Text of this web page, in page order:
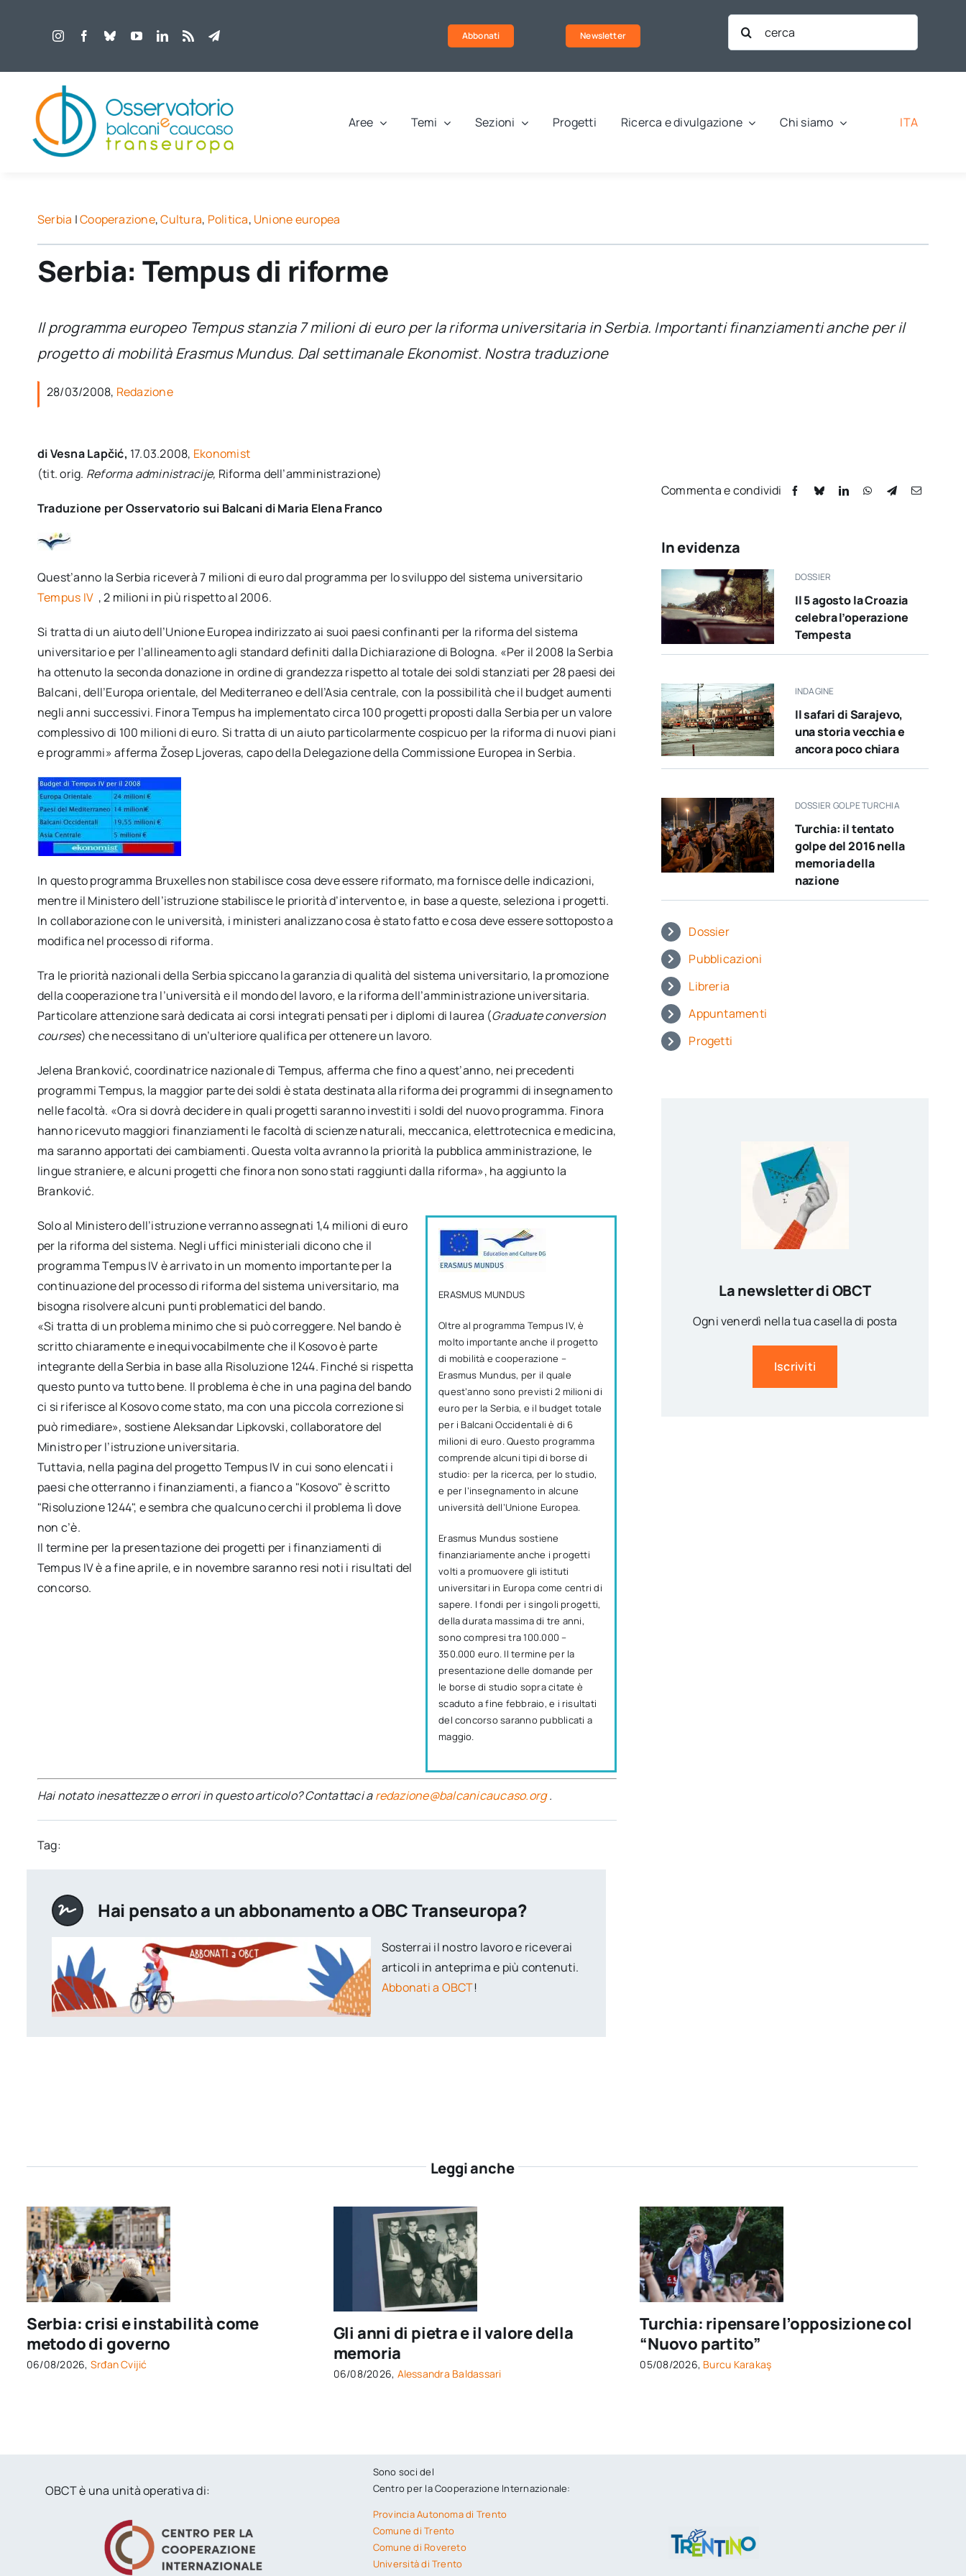
Abbonati Newsletter
Cerca
per:
Aree Temi Sezioni Progetti Ricerca e divulgazione Chi siamo ITA
Serbia |Cooperazione,Cultura, Politica, Unione europea
Serbia: Tempus di riforme
Il programma europeo Tempus stanzia 7 milioni di euro per la riforma universitaria in Serbia. Importanti finanziamenti anche per il
progetto di mobilità Erasmus Mundus. Dal settimanale Ekonomist. Nostra traduzione
28/03/2008, Redazione
di Vesna Lapčić, 17.03.2008, Ekonomist
(tit. orig. Reforma administracije, Riforma dell’amministrazione)
Traduzione per Osservatorio sui Balcani di Maria Elena Franco
Quest’anno la Serbia riceverà 7 milioni di euro dal programma per lo sviluppo del sistema universitario
Tempus IV , 2 milioni in più rispetto al 2006.
Si tratta di un aiuto dell’Unione Europea indirizzato ai suoi paesi confinanti per la riforma del sistema
universitario e per l’allineamento agli standard definiti dalla Dichiarazione di Bologna. «Per il 2008 la Serbia
ha ottenuto la seconda donazione in ordine di grandezza rispetto al totale dei soldi stanziati per 28 paesi dei
Balcani, dell’Europa orientale, del Mediterraneo e dell’Asia centrale, con la possibilità che il budget aumenti
negli anni successivi. Finora Tempus ha implementato circa 100 progetti proposti dalla Serbia per un valore
complessivo di 100 milioni di euro. Si tratta di un aiuto particolarmente cospicuo per la riforma di nuovi piani
e programmi» afferma Žosep Ljoveras, capo della Delegazione della Commissione Europea in Serbia.
In questo programma Bruxelles non stabilisce cosa deve essere riformato, ma fornisce delle indicazioni,
mentre il Ministero dell’istruzione stabilisce le priorità d’intervento e, in base a queste, seleziona i progetti.
In collaborazione con le università, i ministeri analizzano cosa è stato fatto e cosa deve essere sottoposto a
modifica nel processo di riforma.
Tra le priorità nazionali della Serbia spiccano la garanzia di qualità del sistema universitario, la promozione
della cooperazione tra l’università e il mondo del lavoro, e la riforma dell’amministrazione universitaria.
Particolare attenzione sarà dedicata ai corsi integrati pensati per i diplomi di laurea (Graduate conversion
courses) che necessitano di un’ulteriore qualifica per ottenere un lavoro.
Jelena Branković, coordinatrice nazionale di Tempus, afferma che fino a quest’anno, nei precedenti
programmi Tempus, la maggior parte dei soldi è stata destinata alla riforma dei programmi di insegnamento
nelle facoltà. «Ora si dovrà decidere in quali progetti saranno investiti i soldi del nuovo programma. Finora
hanno ricevuto maggiori finanziamenti le facoltà di scienze naturali, meccanica, elettrotecnica e medicina,
ma saranno apportati dei cambiamenti. Questa volta avranno la priorità la pubblica amministrazione, le
lingue straniere, e alcuni progetti che finora non sono stati raggiunti dalla riforma», ha aggiunto la
Branković.
ERASMUS MUNDUS
Oltre al programma Tempus IV, è
molto importante anche il progetto
di mobilità e cooperazione –
Erasmus Mundus, per il quale
quest’anno sono previsti 2 milioni di
euro per la Serbia, e il budget totale
per i Balcani Occidentali è di 6
milioni di euro. Questo programma
comprende alcuni tipi di borse di
studio: per la ricerca, per lo studio,
e per l’insegnamento in alcune
università dell’Unione Europea.
Erasmus Mundus sostiene
finanziariamente anche i progetti
volti a promuovere gli istituti
universitari in Europa come centri di
sapere. I fondi per i singoli progetti,
della durata massima di tre anni,
sono compresi tra 100.000 –
350.000 euro. Il termine per la
presentazione delle domande per
le borse di studio sopra citate è
scaduto a fine febbraio, e i risultati
del concorso saranno pubblicati a
maggio.
Solo al Ministero dell’istruzione verranno assegnati 1,4 milioni di euro
per la riforma del sistema. Negli uffici ministeriali dicono che il
programma Tempus IV è arrivato in un momento importante per la
continuazione del processo di riforma del sistema universitario, ma
bisogna risolvere alcuni punti problematici del bando.
«Si tratta di un problema minimo che si può correggere. Nel bando è
scritto chiaramente e inequivocabilmente che il Kosovo è parte
integrante della Serbia in base alla Risoluzione 1244. Finché si rispetta
questo punto va tutto bene. Il problema è che in una pagina del bando
ci si riferisce al Kosovo come stato, ma con una piccola correzione si
può rimediare», sostiene Aleksandar Lipkovski, collaboratore del
Ministro per l’istruzione universitaria.
Tuttavia, nella pagina del progetto Tempus IV in cui sono elencati i
paesi che otterranno i finanziamenti, a fianco a "Kosovo" è scritto
"Risoluzione 1244", e sembra che qualcuno cerchi il problema lì dove
non c’è.
Il termine per la presentazione dei progetti per i finanziamenti di
Tempus IV è a fine aprile, e in novembre saranno resi noti i risultati del
concorso.
Hai notato inesattezze o errori in questo articolo? Contattaci aredazione@balcanicaucaso.org.
Tag:
Commenta e condividi
In evidenza
DOSSIER
Il 5 agosto la Croazia
celebra l’operazione
Tempesta
INDAGINE
Il safari di Sarajevo,
una storia vecchia e
ancora poco chiara
DOSSIER GOLPE TURCHIA
Turchia: il tentato
golpe del 2016 nella
memoria della
nazione
Dossier
Pubblicazioni
Libreria
Appuntamenti
Progetti
La newsletter di OBCT
Ogni venerdì nella tua casella di posta
Iscriviti
Hai pensato a un abbonamento a OBC Transeuropa?
Sosterrai il nostro lavoro e riceverai
articoli in anteprima e più contenuti.
Abbonati a OBCT!
Leggi anche
Serbia: crisi e instabilità come
metodo di governo
06/08/2026, Srđan Cvijić
Gli anni di pietra e il valore della
memoria
06/08/2026, Alessandra Baldassari
Turchia: ripensare l’opposizione col
“Nuovo partito”
05/08/2026, Burcu Karakaş
OBCT è una unità operativa di:
Sono soci del
Centro per la Cooperazione Internazionale:
Provincia Autonoma di Trento
Comune di Trento
Comune di Rovereto
Università di Trento